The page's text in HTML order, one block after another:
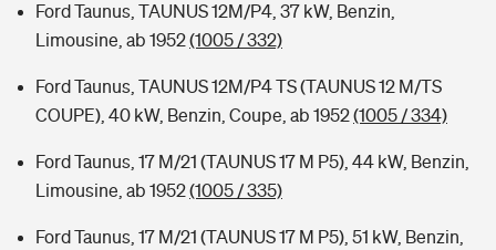
Ford Taunus, TAUNUS 12M/P4, 37 kW, Benzin,
Limousine, ab 1952(1005 / 332)
Ford Taunus, TAUNUS 12M/P4 TS (TAUNUS 12 M/TS
COUPE), 40 kW, Benzin, Coupe, ab 1952(1005 / 334)
Ford Taunus, 17 M/21 (TAUNUS 17 M P5), 44 kW, Benzin,
Limousine, ab 1952(1005 / 335)
Ford Taunus, 17 M/21 (TAUNUS 17 M P5), 51 kW, Benzin,